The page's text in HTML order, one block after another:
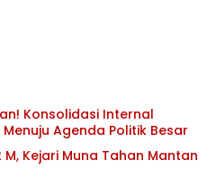
Konsolidasi Internal
Agenda Politik Besar
M, Kejari Muna Tahan Mantan